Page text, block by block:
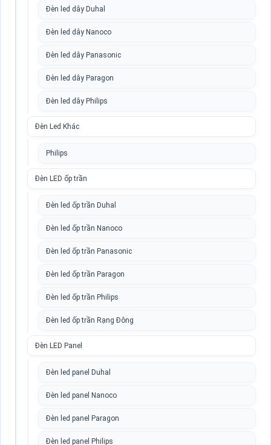
Đèn led dây Duhal
Đèn led dây Nanoco
Đèn led dây Panasonic
Đèn led dây Paragon
Đèn led dây Philips
Đèn Led Khác
Philips
Đèn LED ốp trần
Đèn led ốp trần Duhal
Đèn led ốp trần Nanoco
Đèn led ốp trần Panasonic
Đèn led ốp trần Paragon
Đèn led ốp trần Philips
Đèn led ốp trần Rạng Đông
Đèn LED Panel
Đèn led panel Duhal
Đèn led panel Nanoco
Đèn led panel Paragon
Đèn led panel Philips